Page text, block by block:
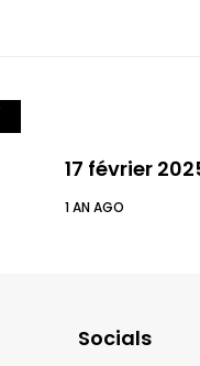
17 février
1 AN AGO
Socials